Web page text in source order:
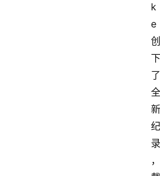
k
e
创
下
了
全
新
纪
录
，